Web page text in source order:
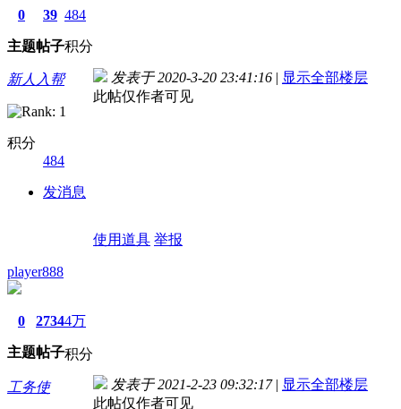
0
主题
39
帖子
484
积分
新人入帮
积分
484
发消息
发表于 2020-3-20 23:41:16 | 显示全部楼层
此帖仅作者可见
使用道具 举报
player888
0
主题
2734
帖子
4万
积分
工务使 发表于 2021-2-23 09:32:17 | 显示全部楼层
此帖仅作者可见